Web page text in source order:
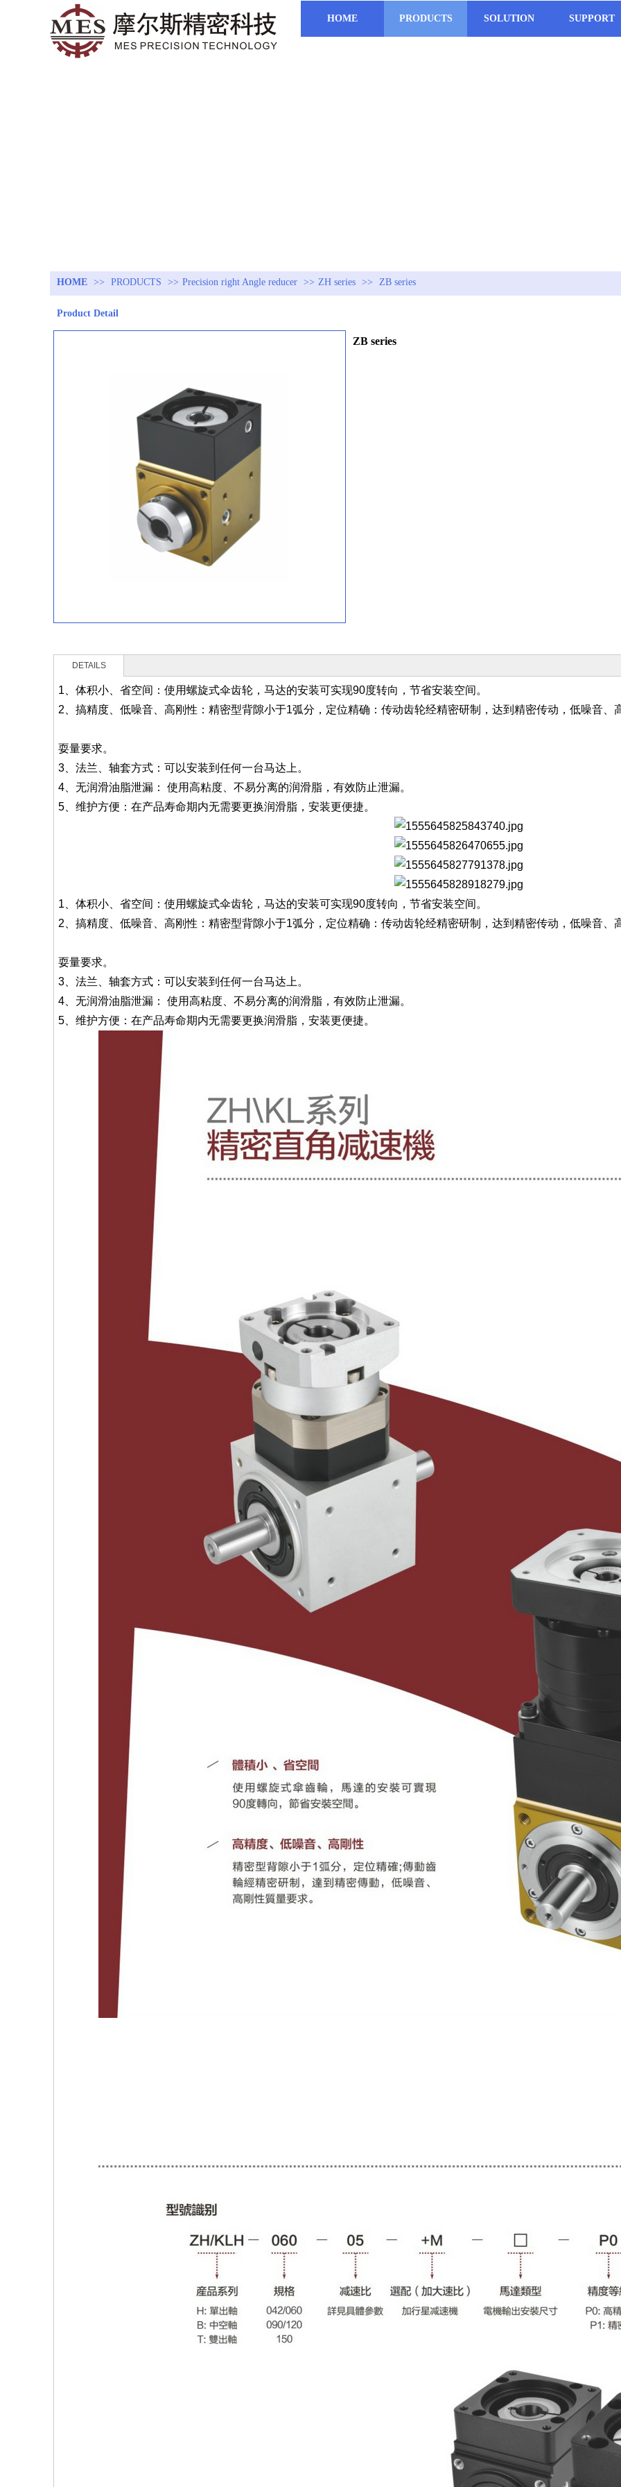
HOME PRODUCTS SOLUTION SUPPORT
HOME >> PRODUCTS >> Precision right Angle reducer >> ZH series >> ZB series
Product Detail
ZB series
DETAILS
1、体积小、省空间：使用螺旋式伞齿轮，马达的安装可实现90度转向，节省安装空间。
2、搞精度、低噪音、高刚性：精密型背隙小于1弧分，定位精确：传动齿轮经精密研制，达到精密传动，低噪音、
耍量要求。
3、法兰、轴套方式：可以安装到任何一台马达上。
4、无润滑油脂泄漏： 使用高粘度、不易分离的润滑脂，有效防止泄漏。
5、维护方便：在产品寿命期内无需要更换润滑脂，安装更便捷。
1、体积小、省空间：使用螺旋式伞齿轮，马达的安装可实现90度转向，节省安装空间。
2、搞精度、低噪音、高刚性：精密型背隙小于1弧分，定位精确：传动齿轮经精密研制，达到精密传动，低噪音、
耍量要求。
3、法兰、轴套方式：可以安装到任何一台马达上。
4、无润滑油脂泄漏： 使用高粘度、不易分离的润滑脂，有效防止泄漏。
5、维护方便：在产品寿命期内无需要更换润滑脂，安装更便捷。